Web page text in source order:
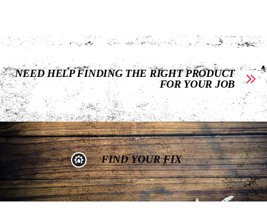
NEED HELP FINDING THE RIGHT PRODUCT
FOR YOUR JOB
FIND YOUR FIX